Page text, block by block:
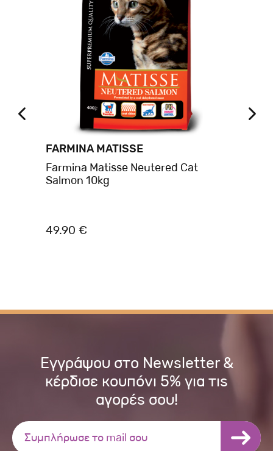
FARMINA MATISSE
Farmina Matisse Neutered Cat
Salmon 10kg
49.90 €
Εγγράψου στο Newsletter &
κέρδισε κουπόνι 5% για τις
αγορές σου!